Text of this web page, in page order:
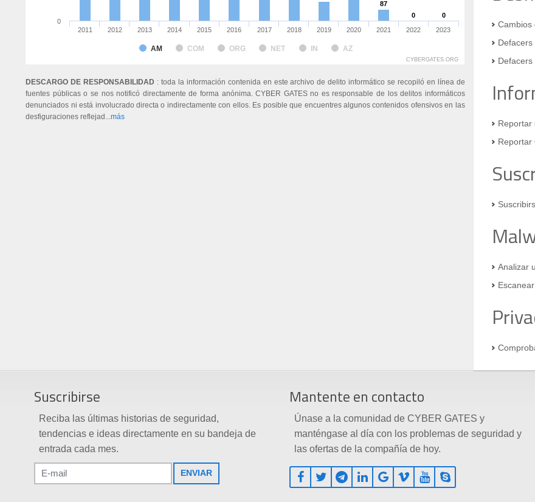
87
87
0
0 0
0
AM COM ORG NET IN AZ
2011 2012 2013 2014 2015 2016 2017 2018 2019 2020 2021 2022 2023
0
CYBERGATES.ORG
DESCARGO DE RESPONSABILIDAD : toda la información contenida en este archivo de delito informático se recopiló en línea de
fuentes públicas o se nos notificó directamente de forma anónima. CYBER GATES no es responsable de los delitos informáticos
denunciados ni está involucrado directa o indirectamente con ellos. Es posible que encuentres algunos contenidos ofensivos en las
desfiguraciones reflejad...más
Cambios
Reportar
Reportar
Analizar
Suscribirse
Reciba las últimas historias de seguridad,
tendencias e ideas directamente en su bandeja de
entrada cada mes.
ENVIAR
Mantente en contacto
Únase a la comunidad de CYBER GATES y
manténgase al día con los problemas de seguridad y
las ofertas de la compañía de hoy.